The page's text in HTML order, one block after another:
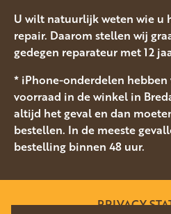
U wilt natuurlijk weten wie u
repair. Daarom stellen wij
gedegen reparateur met 12
* iPhone-onderdelen
voorraad in de winkel in
altijd het geval en dan
bestellen. In de meeste
bestelling binnen 48 uur.
PRIVACY